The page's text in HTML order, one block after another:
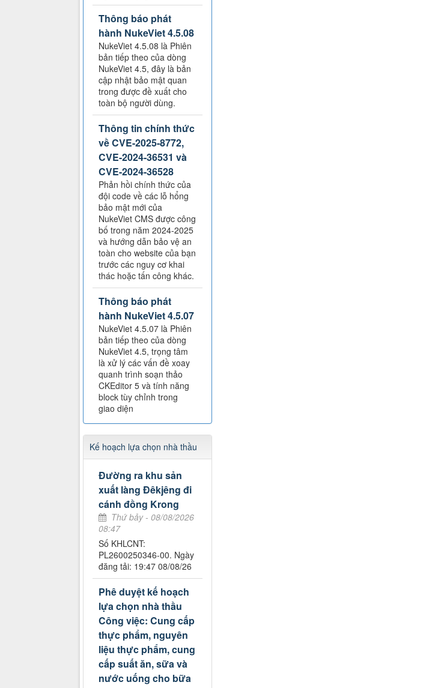
Thông báo phát
hành NukeViet 4.5.08
NukeViet 4.5.08 là Phiên
bản tiếp theo của dòng
NukeViet 4.5, đây là bản
cập nhật bảo mật quan
trong được đề xuất cho
toàn bộ người dùng.
Thông tin chính thức
về CVE-2025-8772,
CVE-2024-36531 và
CVE-2024-36528
Phản hồi chính thức của
đội code về các lỗ hổng
bảo mật mới của
NukeViet CMS được công
bố trong năm 2024-2025
và hướng dẫn bảo vệ an
toàn cho website của bạn
trước các nguy cơ khai
thác hoặc tấn công khác.
Thông báo phát
hành NukeViet 4.5.07
NukeViet 4.5.07 là Phiên
bản tiếp theo của dòng
NukeViet 4.5, trọng tâm
là xử lý các vấn đề xoay
quanh trình soạn thảo
CKEditor 5 và tính năng
block tùy chỉnh trong
giao diện
Kế hoạch lựa chọn nhà thầu
Đường ra khu sản
xuất làng Đêkjêng đi
cánh đồng Krong
Thứ bảy - 08/08/2026
08:47
Số KHLCNT:
PL2600250346-00. Ngày
đăng tải: 19:47 08/08/26
Phê duyệt kế hoạch
lựa chọn nhà thầu
Công việc: Cung cấp
thực phẩm, nguyên
liệu thực phẩm, cung
cấp suất ăn, sữa và
nước uống cho bữa